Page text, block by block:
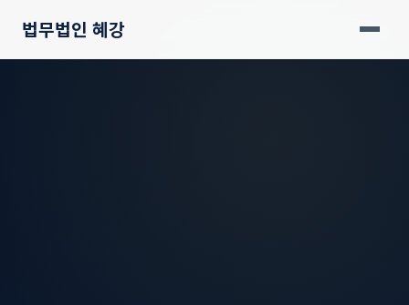
법무법인 혜강